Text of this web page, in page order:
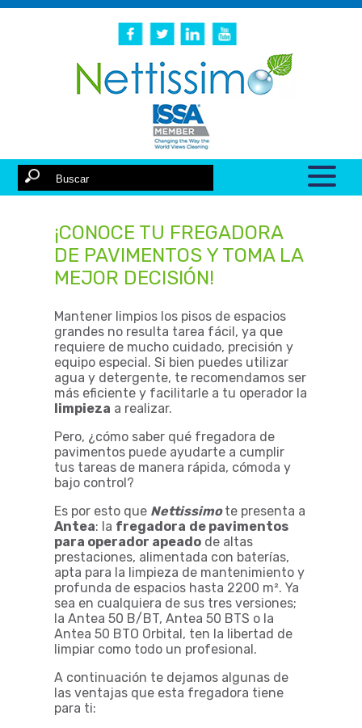
¡CONOCE TU FREGADORA
DE PAVIMENTOS Y TOMA LA
MEJOR DECISIÓN!
Mantener limpios los pisos de espacios
grandes no resulta tarea fácil, ya que
requiere de mucho cuidado, precisión y
equipo especial. Si bien puedes utilizar
agua y detergente, te recomendamos ser
más eficiente y facilitarle a tu operador la
limpieza a realizar.
Pero, ¿cómo saber qué fregadora de
pavimentos puede ayudarte a cumplir
tus tareas de manera rápida, cómoda y
bajo control?
Es por esto que Nettissimote presenta a
Antea: la fregadora de pavimentos
para operador apeado de altas
prestaciones, alimentada con baterías,
apta para la limpieza de mantenimiento y
profunda de espacios hasta 2200 m². Ya
sea en cualquiera de sus tres versiones;
la Antea 50 B/BT, Antea 50 BTS o la
Antea 50 BTO Orbital, ten la libertad de
limpiar como todo un profesional.
A continuación te dejamos algunas de
las ventajas que esta fregadora tiene
para ti: